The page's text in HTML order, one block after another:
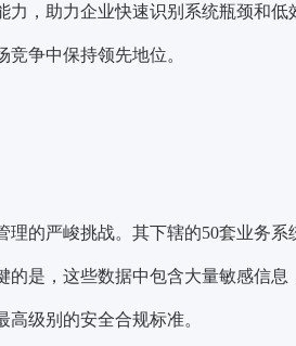
力，助力企业快速识别系统瓶颈和
争中保持领先地位。
理的严峻挑战。其下辖的50套业务
的是，这些数据中包含大量敏感信
级别的安全合规标准。